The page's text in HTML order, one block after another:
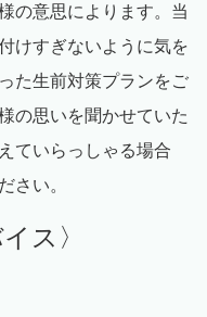
の意思によります。当
けすぎないように気を
た生前対策プランをご
の思いを聞かせていた
ていらっしゃる場合
さい。
ス〉